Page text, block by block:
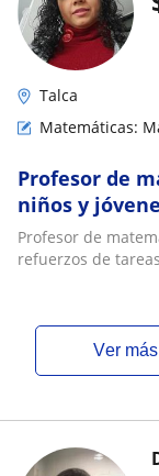
Talca
Matemáticas:
Profesor de
niños y
Profesor de
refuerzos de
ver más